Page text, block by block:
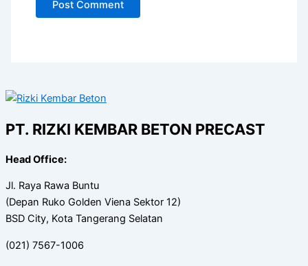
PT. RIZKI KEMBAR BETON PRECAST
Head Office:
Jl. Raya Rawa Buntu
(Depan Ruko Golden Viena Sektor 12)
BSD City, Kota Tangerang Selatan
(021) 7567-1006